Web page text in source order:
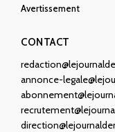
Avertissement
CONTACT
annonce-